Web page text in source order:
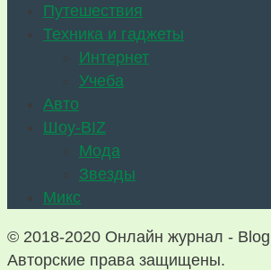
Путешествия
Техника и гаджеты
Интернет
Учеба
Авто
Шоу-BIZ
Мода
Звезды
Микс
© 2018-2020 Онлайн журнал -
Авторские права защищены.